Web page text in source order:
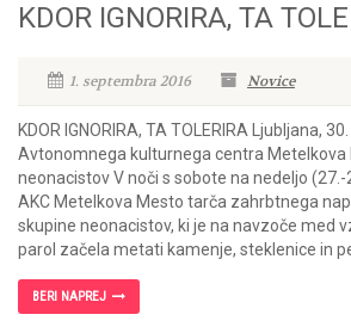
KDOR IGNORIRA, TA
1. septembra 2016 Novice
KDOR IGNORIRA, TA TOLERIRA Ljubljana,
Avtonomnega kulturnega centra Metelkova
neonacistov V noči s sobote na nedeljo
AKC Metelkova Mesto tarča zahrbtnega
skupine neonacistov, ki je na navzoče med
parol začela metati kamenje, steklenice in
BERI NAPREJ